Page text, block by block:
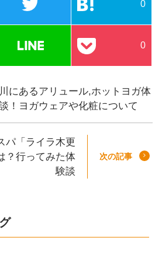
0
0
にあるアリュール,ホットヨガ体
！ヨガウェアや化粧について
次の記事
パ「ライラ木更
？行ってみた体
験談